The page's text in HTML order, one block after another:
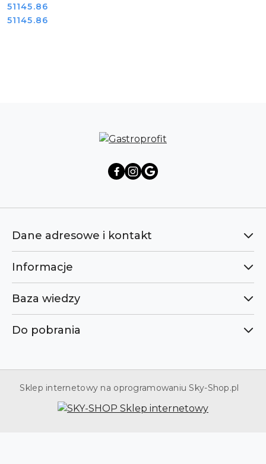
Cena:
51145.86
Cena:
51145.86
Dane adresowe i kontakt
Informacje
Baza wiedzy
Do pobrania
Sklep internetowy na oprogramowaniu Sky-Shop.pl